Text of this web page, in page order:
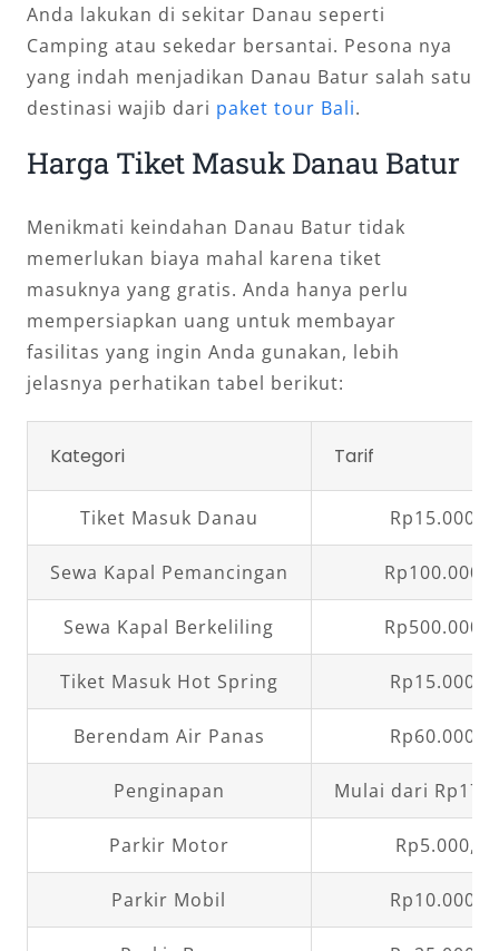
Anda lakukan di sekitar Danau seperti
Camping atau sekedar bersantai. Pesona nya
yang indah menjadikan Danau Batur salah satu
destinasi wajib dari paket tour Bali.
Harga Tiket Masuk Danau Batur
Menikmati keindahan Danau Batur tidak
memerlukan biaya mahal karena tiket
masuknya yang gratis. Anda hanya perlu
mempersiapkan uang untuk membayar
fasilitas yang ingin Anda gunakan, lebih
jelasnya perhatikan tabel berikut:
Kategori Tarif
Tiket Masuk Danau
Sewa Kapal Pemancingan
Sewa Kapal Berkeliling
Tiket Masuk Hot Spring
Berendam Air Panas
Penginapan Mulai dari
Parkir Motor Rp5.000,00
Parkir Mobil